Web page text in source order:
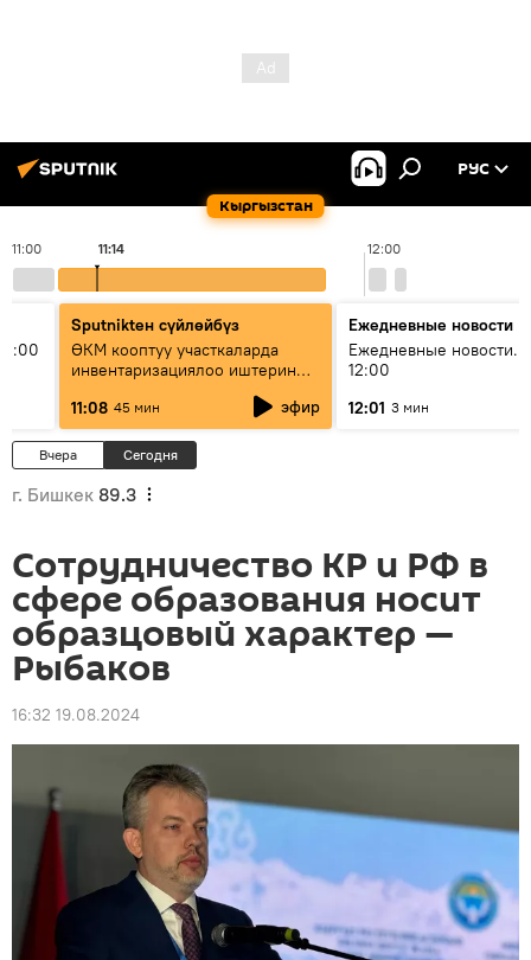
Кыргызстан
РУС
11:00 12:00
11:14
Sputnikteн сүйлөйбүз
ӨКМ кооптуу участкаларда
инвентаризациялоо иштерин
жүргүзүүдө — иш кайсы этапта?
11:08 45 мин эфир
Ежедневные новости
Ежедневные новости.
12:00
12:01 3 мин
Вчера Сегодня
г. Бишкек 89.3
Сотрудничество КР и РФ в
сфере образования носит
образцовый характер —
Рыбаков
16:32 19.08.2024